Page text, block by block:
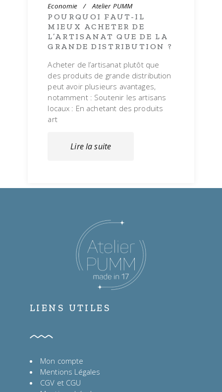
Economie Atelier PUMM
POURQUOI FAUT-IL
MIEUX ACHETER DE
L’ARTISANAT QUE DE LA
GRANDE DISTRIBUTION ?
Acheter de l’artisanat plutôt que
des produits de grande distribution
peut avoir plusieurs avantages,
notamment : Soutenir les artisans
locaux : En achetant des produits
art
Lire la suite
LIENS UTILES
Mon compte
Mentions Légales
CGV et CGU